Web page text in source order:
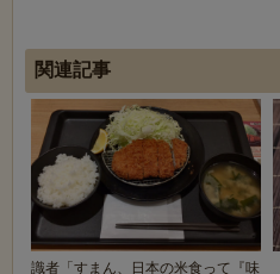
関連記事
識者「すまん、日本の米食って『味